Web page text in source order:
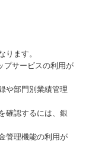
ます。
プサービスの利用が
や部門別業績管理
確認するには、銀
管理機能の利用が